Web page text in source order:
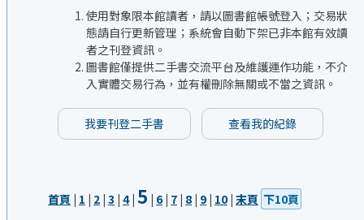
使用對象限本館讀者，請以圖書館帳號登入；交易狀
態請自行更新管理；系統會自動下架已非本館有效讀
者之刊登資訊。
圖書館僅提供二手書交流平台及維護運作功能，不介
入實體交易行為，並有權刪除無關或不當之資訊。
我要刊登二手書 查看我的紀錄
首頁 | 1 | 2 | 3 | 4| 5 | 6 | 7 | 8 | 9 | 10 | 末頁 下10頁